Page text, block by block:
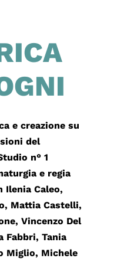
e creazione su
del
n° 1
e regia
Ilenia Caleo,
Mattia Castelli,
Vincenzo Del
Fabbri, Tania
Miglio, Michele